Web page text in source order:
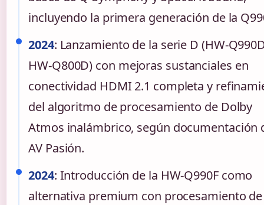
incluyendo la primera generación de la
2024: Lanzamiento de la serie D (HW-
HW-Q800D) con mejoras sustanciales en
conectividad HDMI 2.1 completa y
del algoritmo de procesamiento de Dolby
Atmos inalámbrico, según documentación
AV Pasión.
2024: Introducción de la HW-Q990F como
alternativa premium con procesamiento